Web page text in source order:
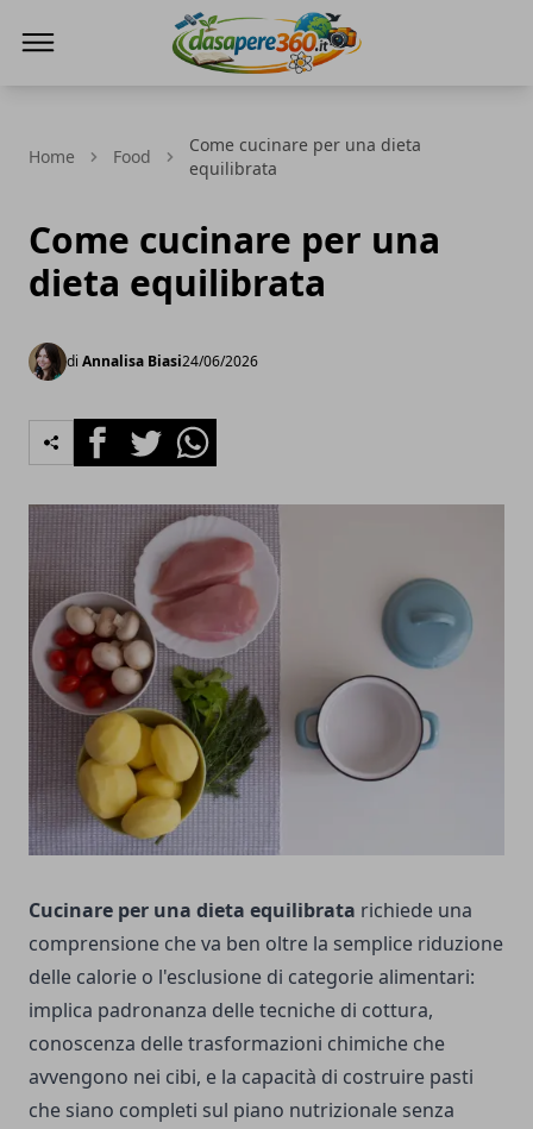
Home Food
Come cucinare per una dieta
equilibrata
Come cucinare per una
dieta equilibrata
di Annalisa Biasi24/06/2026
FacebookTwitterWhatsapp
Cucinare per una dieta equilibrata richiede una
comprensione che va ben oltre la semplice riduzione
delle calorie o l'esclusione di categorie alimentari:
implica padronanza delle tecniche di cottura,
conoscenza delle trasformazioni chimiche che
avvengono nei cibi, e la capacità di costruire pasti
che siano completi sul piano nutrizionale senza